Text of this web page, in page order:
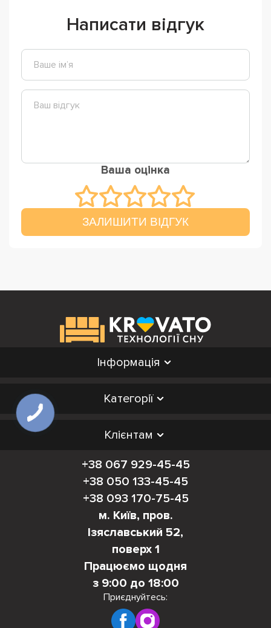
Написати відгук
Ваша оцінка
ЗАЛИШИТИ ВІДГУК
Інформація
Категорії
Клієнтам
+38 067 929-45-45
+38 050 133-45-45
+38 093 170-75-45
м. Київ, пров.
Ізяславський 52,
поверх 1
Працюємо щодня
з 9:00 до 18:00
Приєднуйтесь: